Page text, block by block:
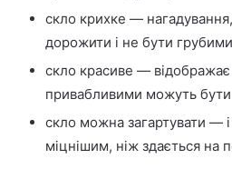
скло крихке —
дорожити і не бути
скло красиве — відображає
привабливими можуть бути
скло можна загартувати —
міцнішим, ніж здається на